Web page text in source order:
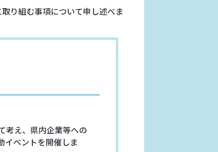
り組む事項について申し述べま
考え、県内企業等への
イベントを開催しま